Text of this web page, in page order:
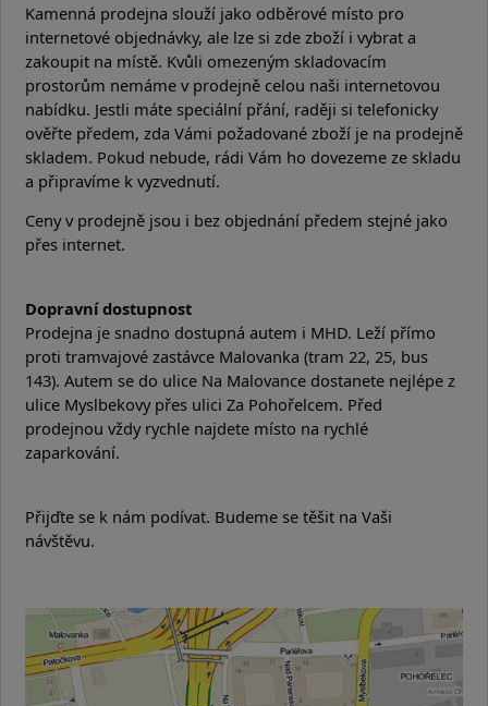
Kamenná prodejna slouží jako odběrové místo pro
internetové objednávky, ale lze si zde zboží i vybrat a
zakoupit na místě. Kvůli omezeným skladovacím
prostorům nemáme v prodejně celou naši internetovou
nabídku. Jestli máte speciální přání, raději si telefonicky
ověřte předem, zda Vámi požadované zboží je na prodejně
skladem. Pokud nebude, rádi Vám ho dovezeme ze skladu
a připravíme k vyzvednutí.
Ceny v prodejně jsou i bez objednání předem stejné jako
přes internet.
Dopravní dostupnost
Prodejna je snadno dostupná autem i MHD. Leží přímo
proti tramvajové zastávce Malovanka (tram 22, 25, bus
143). Autem se do ulice Na Malovance dostanete nejlépe z
ulice Myslbekovy přes ulici Za Pohořelcem. Před
prodejnou vždy rychle najdete místo na rychlé
zaparkování.
Přijďte se k nám podívat. Budeme se těšit na Vaši
návštěvu.